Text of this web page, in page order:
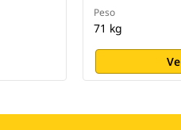
Peso
71 kg